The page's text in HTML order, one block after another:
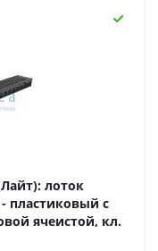
лоток
пластиковый с
ячеистой, кл.